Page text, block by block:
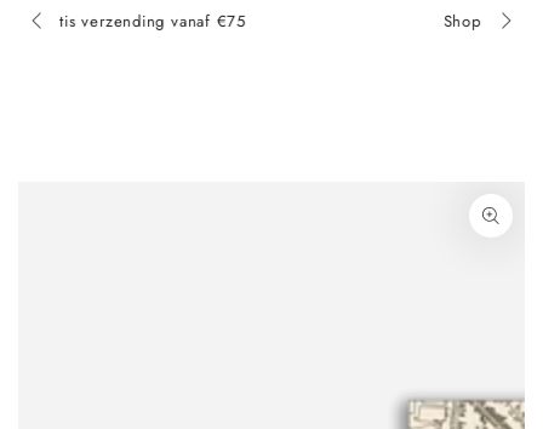
Shop nu, betaal later met Klarna